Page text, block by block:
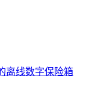
离线数字保险箱